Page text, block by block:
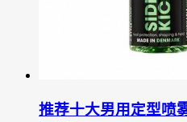
推荐十大男用定型喷